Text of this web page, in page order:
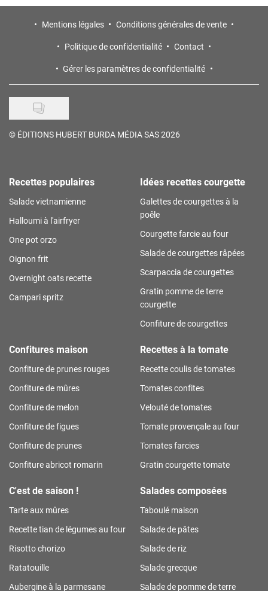
Mentions légales
Conditions générales de vente
Politique de confidentialité
Contact
Gérer les paramètres de confidentialité
© ÉDITIONS HUBERT BURDA MÉDIA SAS 2026
Recettes populaires
Salade vietnamienne
Halloumi à l'airfryer
One pot orzo
Oignon frit
Overnight oats recette
Campari spritz
Idées recettes courgette
Galettes de courgettes à la
poêle
Courgette farcie au four
Salade de courgettes râpées
Scarpaccia de courgettes
Gratin pomme de terre
courgette
Confiture de courgettes
Confitures maison
Confiture de prunes rouges
Confiture de mûres
Confiture de melon
Confiture de figues
Confiture de prunes
Confiture abricot romarin
Recettes à la tomate
Recette coulis de tomates
Tomates confites
Velouté de tomates
Tomate provençale au four
Tomates farcies
Gratin courgette tomate
C'est de saison !
Tarte aux mûres
Recette tian de légumes au four
Risotto chorizo
Ratatouille
Aubergine à la parmesane
Salades composées
Taboulé maison
Salade de pâtes
Salade de riz
Salade grecque
Salade de pomme de terre